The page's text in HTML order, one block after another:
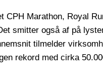
CPH Marathon, Royal
smitter også af på
tilmelder
rekord med cirka